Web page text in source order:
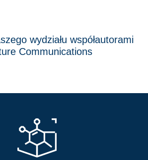
wydziału współautorami
Communications